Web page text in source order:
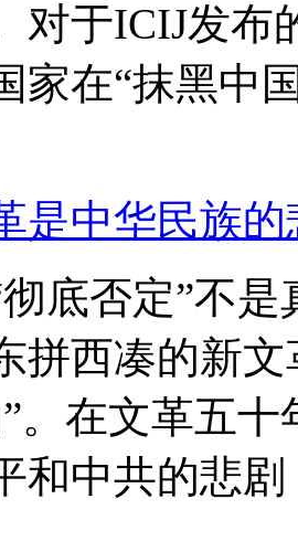
对于ICIJ发布
家在“抹黑中
是中华民族的
底否定”不
拼西凑的新
。在文革五
和中共的悲